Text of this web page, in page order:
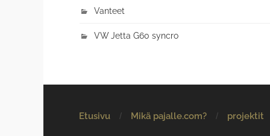
Vanteet
VW Jetta G60 syncro
Etusivu Mikä pajalle.com? projektit